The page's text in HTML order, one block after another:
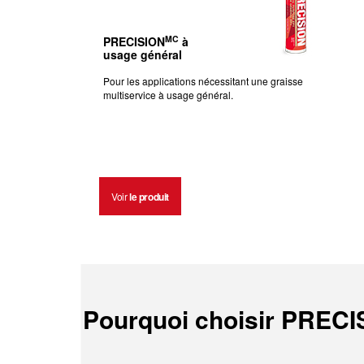
PRECISIONMC à
usage général
Pour les applications nécessitant une graisse
multiservice à usage général.
Voirle produit
Pourquoi choisir